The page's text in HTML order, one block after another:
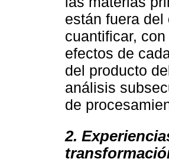
están fuera
cuantificar,
efectos de
del producto
análisis
de
2.